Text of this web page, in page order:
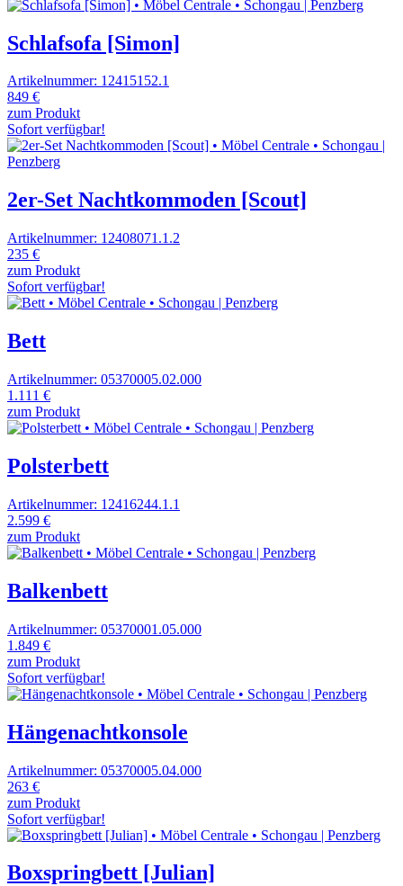
Schlafsofa [Simon]
Artikelnummer: 12415152.1
849 €
zum Produkt
Sofort verfügbar!
2er-Set Nachtkommoden [Scout]
Artikelnummer: 12408071.1.2
235 €
zum Produkt
Sofort verfügbar!
Bett
Artikelnummer: 05370005.02.000
1.111 €
zum Produkt
Polsterbett
Artikelnummer: 12416244.1.1
2.599 €
zum Produkt
Balkenbett
Artikelnummer: 05370001.05.000
1.849 €
zum Produkt
Sofort verfügbar!
Hängenachtkonsole
Artikelnummer: 05370005.04.000
263 €
zum Produkt
Sofort verfügbar!
Boxspringbett [Julian]